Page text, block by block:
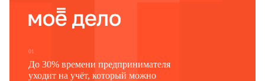
01
До 30% времени предпринимателя
уходит на учёт, который можно